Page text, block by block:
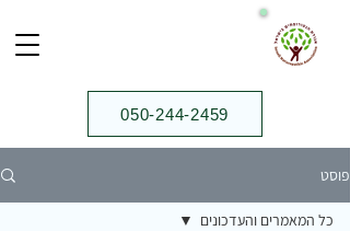
050-244-2459⁩
פוסט
כל המאמרים והעדכונים